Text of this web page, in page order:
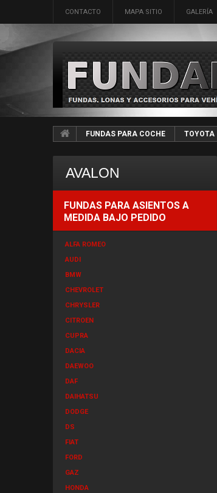
CONTACTO MAPA SITIO GALERÍA
FUNDAS PARA COCHE TOYOTA
AVALON
FUNDAS PARA ASIENTOS A
MEDIDA BAJO PEDIDO
ALFA ROMEO
AUDI
BMW
CHEVROLET
CHRYSLER
CITROEN
CUPRA
DACIA
DAEWOO
DAF
DAIHATSU
DODGE
DS
FIAT
FORD
GAZ
HONDA